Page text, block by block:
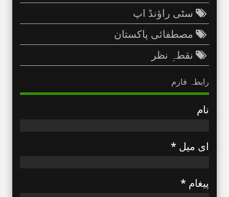
سٹی راؤنڈ اپ
مصطفائی پاکستان
نقطہِ نظر
رابطہ فارم
نام
ای میل *
پیغام *